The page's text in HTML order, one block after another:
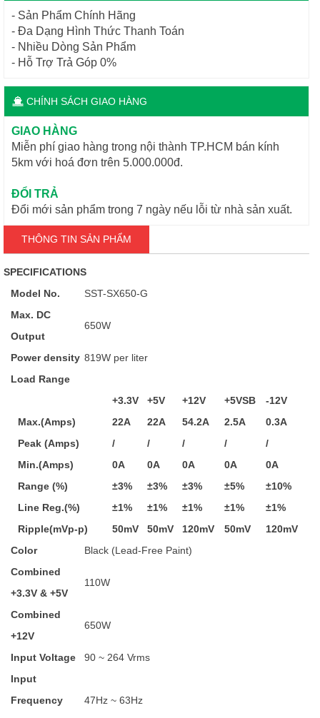
- Sản Phẩm Chính Hãng
- Đa Dạng Hình Thức Thanh Toán
- Nhiều Dòng Sản Phẩm
- Hỗ Trợ Trả Góp 0%
CHÍNH SÁCH GIAO HÀNG
GIAO HÀNG
Miễn phí giao hàng trong nội thành TP.HCM bán kính
5km với hoá đơn trên 5.000.000đ.
ĐỔI TRẢ
Đổi mới sản phẩm trong 7 ngày nếu lỗi từ nhà sản xuất.
THÔNG TIN SẢN PHẨM
SPECIFICATIONS
Model No.
SST-SX650-G
Max. DC
Output
650W
Power density 819W per liter
Load Range
+3.3V
+5V +12V +5VSB
-12V
Max.(Amps)
22A 22A 54.2A 2.5A
0.3A
Peak (Amps)
/ / / /
/
Min.(Amps)
0A 0A 0A 0A
0A
Range (%)
±3% ±3% ±3% ±5%
±10%
Line Reg.(%)
±1% ±1% ±1% ±1%
±1%
Ripple(mVp-p)
50mV 50mV 120mV 50mV
120mV
Color
Black (Lead-Free Paint)
Combined
+3.3V & +5V
110W
Combined
+12V
650W
Input Voltage
90 ~ 264 Vrms
Input
Frequency
47Hz ~ 63Hz